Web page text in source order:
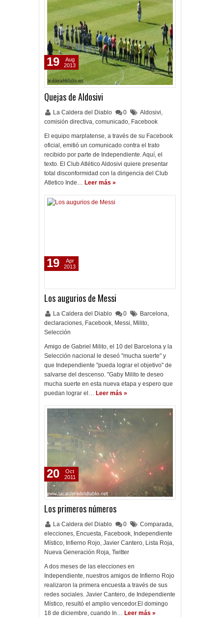
Quejas de Aldosivi
La Caldera del Diablo 0 Aldosivi,
comisión directiva, comunicado, Facebook
El equipo marplatense, a través de su Facebook
oficial, emitió un comunicado contra el trato
recibido por parte de Independiente. Aquí, el
texto. El Club Atlético Aldosivi quiere presentar
total disconformidad con la dirigencia del Club
Atletico Inde… Leer más »
19
Aug
2013
Los augurios de Messi
La Caldera del Diablo 0 Barcelona,
declaraciones, Facebook, Messi, Milito,
Selección
Amigo de Gabriel Milito, el 10 del Barcelona y la
Selección nacional le deseó "mucha suerte" y
que Independiente "pueda lograr el objetivo" de
salvarse del descenso. "Gaby Milito te deseo
mucha suerte en esta nueva etapa y espero que
puedan lograr el… Leer más »
19
Apr
2013
Los primeros números
La Caldera del Diablo 0 Comparada,
elecciones, Encuesta, Facebook, Independiente
Místico, Infierno Rojo, Javier Cantero, Lista Roja,
Nueva Generación Roja, Twitter
A dos meses de las elecciones en
Independiente, nuestros amigos de Infierno Rojo
realizaron la primera encuesta a través de sus
redes sociales. Javier Cantero, de Independiente
Místico, resultó el amplio vencedor.El domingo
18 de diciembre, cuando In… Leer más »
20
Oct
2011